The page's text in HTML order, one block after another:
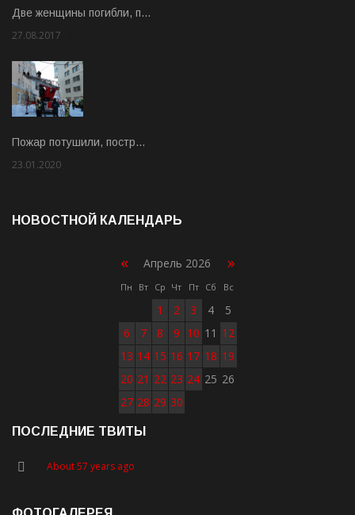
Две женщины погибли, п…
27.08.2017
Пожар потушили, постр…
23.01.2020
НОВОСТНОЙ КАЛЕНДАРЬ
« Апрель 2026 »
Пн Вт Ср Чт Пт Сб Вс
1 2 3 4
5
6
7 8 9 10 11 12
13 14 15 16 17 18 19
20 21 22 23 24 25 26
27 28 29 30
ПОСЛЕДНИЕ ТВИТЫ
About 57 years ago